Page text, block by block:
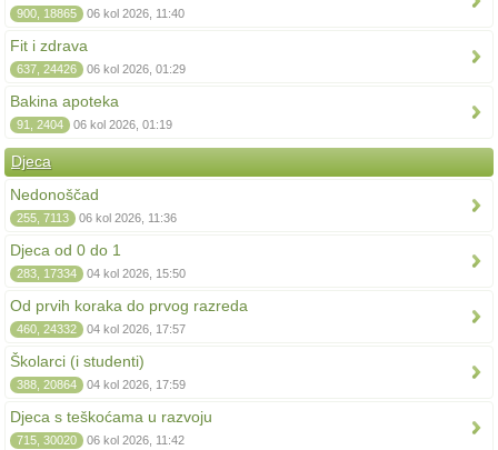
900, 18865 06 kol 2026, 11:40
Fit i zdrava
637, 24426 06 kol 2026, 01:29
Bakina apoteka
91, 2404 06 kol 2026, 01:19
Djeca
Nedonoščad
255, 7113 06 kol 2026, 11:36
Djeca od 0 do 1
283, 17334 04 kol 2026, 15:50
Od prvih koraka do prvog razreda
460, 24332 04 kol 2026, 17:57
Školarci (i studenti)
388, 20864 04 kol 2026, 17:59
Djeca s teškoćama u razvoju
715, 30020 06 kol 2026, 11:42